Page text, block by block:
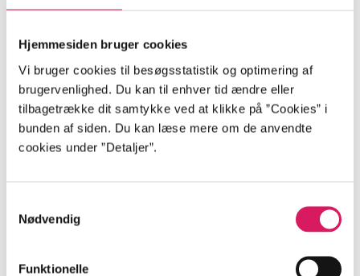
Hjemmesiden bruger cookies
Vi bruger cookies til besøgsstatistik og optimering af
brugervenlighed. Du kan til enhver tid ændre eller
tilbagetrække dit samtykke ved at klikke på ”Cookies” i
bunden af siden. Du kan læse mere om de anvendte
cookies under ”Detaljer”.
Nødvendig
Funktionelle
Minder om